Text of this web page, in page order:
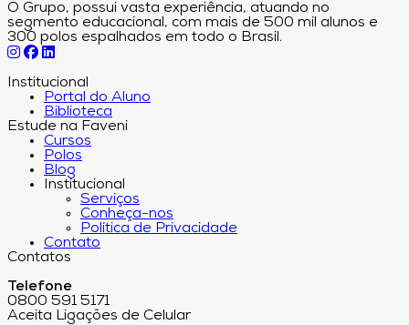
O Grupo, possui vasta experiência, atuando no
segmento educacional, com mais de 500 mil alunos e
300 polos espalhados em todo o Brasil.
Institucional
Portal do Aluno
Biblioteca
Estude na Faveni
Cursos
Polos
Blog
Institucional
Serviços
Conheça-nos
Política de Privacidade
Contato
Contatos
Telefone
0800 591 5171
Aceita Ligações de Celular